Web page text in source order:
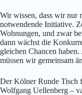
Wir wissen, dass wir nur
notwendende Initiative.
Wohnungen, und zwar
dann wächst die
gleichen Chancen
müssen wir gemeinsam
Der Kölner Runde Tisch
Wolfgang Uellenberg –